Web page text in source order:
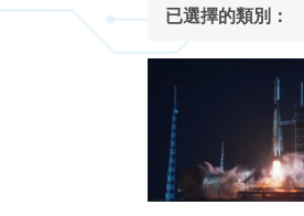
已選擇的類別：